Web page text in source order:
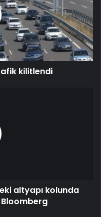
kilitlendi
altyapı kolunda